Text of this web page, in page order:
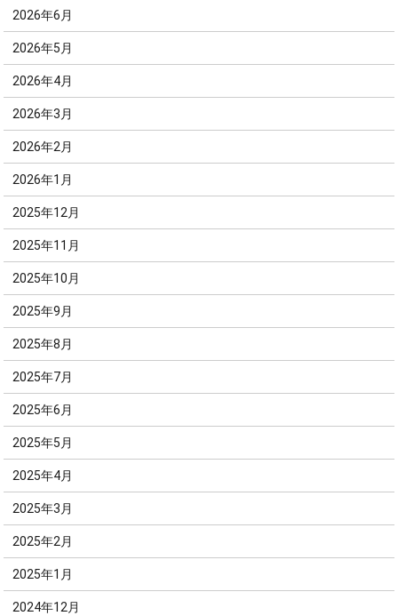
2026年6月
2026年5月
2026年4月
2026年3月
2026年2月
2026年1月
2025年12月
2025年11月
2025年10月
2025年9月
2025年8月
2025年7月
2025年6月
2025年5月
2025年4月
2025年3月
2025年2月
2025年1月
2024年12月